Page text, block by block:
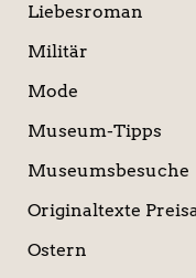
Liebesroman
Militär
Mode
Museum-Tipps
Museumsbesuche
Originaltexte
Ostern